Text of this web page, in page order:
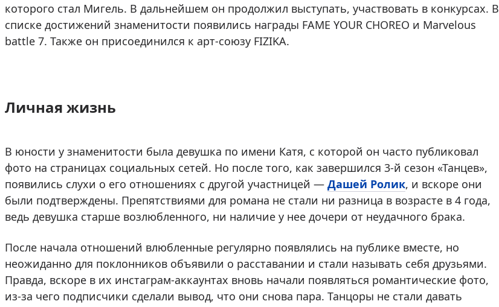
которого стал Мигель. В дальнейшем он продолжил выступать, участвовать в конкурсах. В
списке достижений знаменитости появились награды FAME YOUR CHOREO и Marvelous
battle 7. Также он присоединился к арт-союзу FIZIKA.
Личная жизнь
В юности у знаменитости была девушка по имени Катя, с которой он часто публиковал
фото на страницах социальных сетей. Но после того, как завершился 3-й сезон «Танцев»,
появились слухи о его отношениях с другой участницей — Дашей Ролик, и вскоре они
были подтверждены. Препятствиями для романа не стали ни разница в возрасте в 4 года,
ведь девушка старше возлюбленного, ни наличие у нее дочери от неудачного брака.
После начала отношений влюбленные регулярно появлялись на публике вместе, но
неожиданно для поклонников объявили о расставании и стали называть себя друзьями.
Правда, вскоре в их инстаграм-аккаунтах вновь начали появляться романтические фото,
из-за чего подписчики сделали вывод, что они снова пара. Танцоры не стали давать